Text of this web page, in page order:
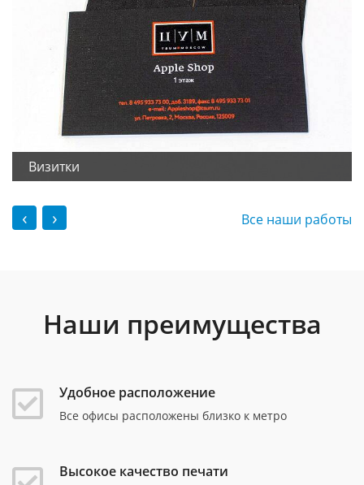
Визитки
‹ › Все наши работы
Наши преимущества
Удобное расположение
Все офисы расположены близко к метро
Высокое качество печати